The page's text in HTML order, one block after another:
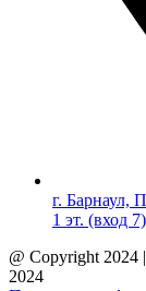
г. Барнаул,
1 эт. (вход 7)
@ Copyright
2024